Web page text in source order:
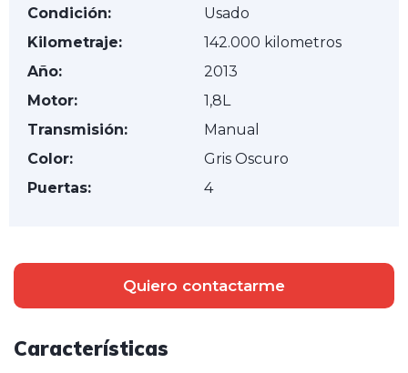
Condición:
Usado
Kilometraje:
142.000 kilometros
Año:
2013
Motor:
1,8L
Transmisión:
Manual
Color:
Gris Oscuro
Puertas:
4
Quiero contactarme
Características